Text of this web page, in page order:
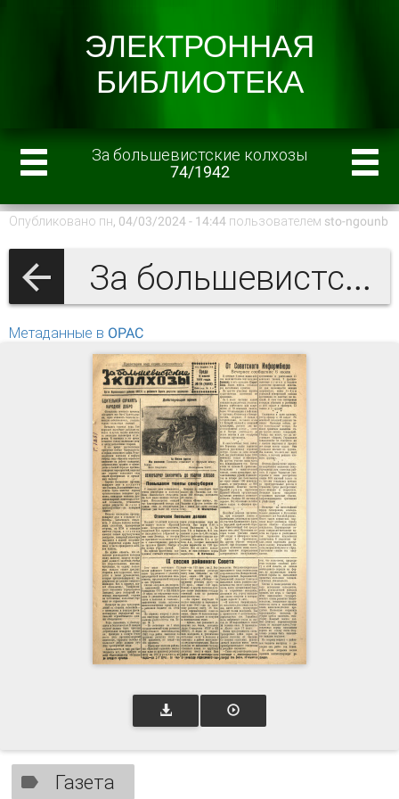
За большевистские колхозы
74/1942
Опубликовано пн, 04/03/2024 - 14:44 пользователем sto-ngounb
За большевистские колхозы 1942 г.
Метаданные в OPAC
Газета